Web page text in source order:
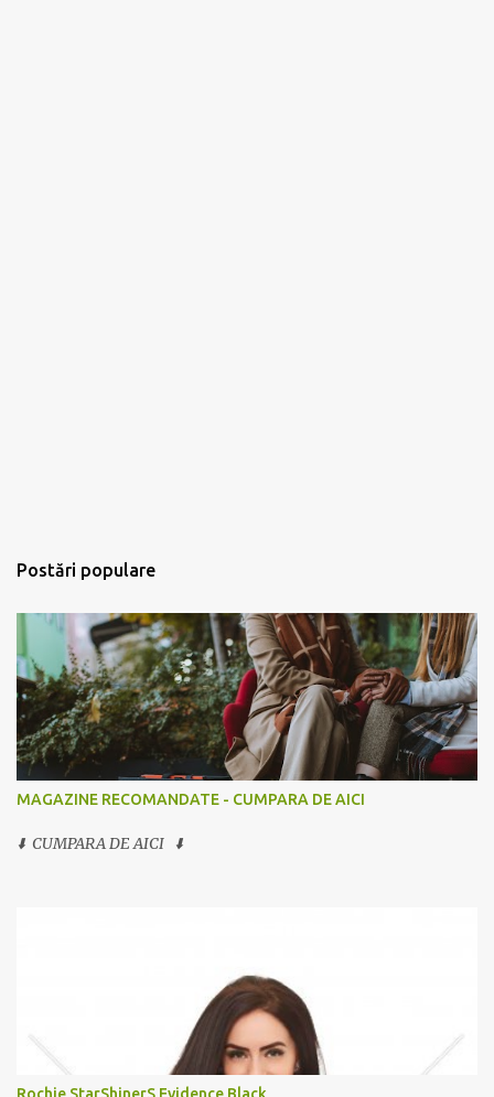
Postări populare
MAGAZINE RECOMANDATE - CUMPARA DE AICI
⬇️ CUMPARA DE AICI ⬇️